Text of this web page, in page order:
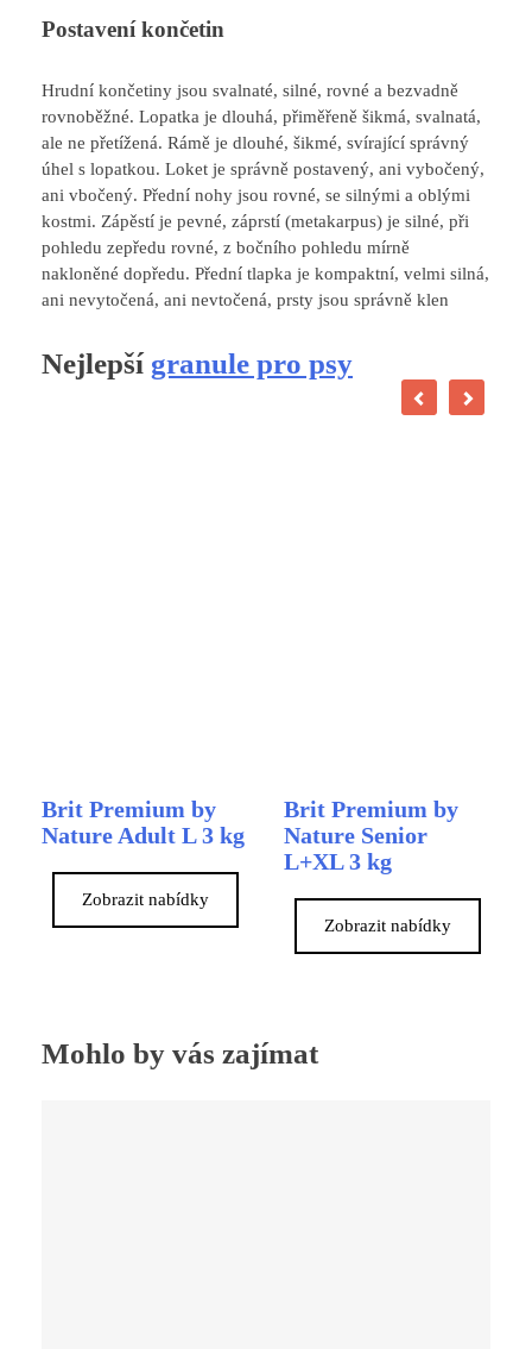
Postavení končetin
Hrudní končetiny jsou svalnaté, silné, rovné a bezvadně
rovnoběžné. Lopatka je dlouhá, přiměřeně šikmá, svalnatá,
ale ne přetížená. Rámě je dlouhé, šikmé, svírající správný
úhel s lopatkou. Loket je správně postavený, ani vybočený,
ani vbočený. Přední nohy jsou rovné, se silnými a oblými
kostmi. Zápěstí je pevné, záprstí (metakarpus) je silné, při
pohledu zepředu rovné, z bočního pohledu mírně
nakloněné dopředu. Přední tlapka je kompaktní, velmi silná,
ani nevytočená, ani nevtočená, prsty jsou správně klen
Nejlepší granule pro psy
Brit Premium by
Nature Adult L 3 kg
Zobrazit nabídky
Brit Premium by
Nature Senior
L+XL 3 kg
Zobrazit nabídky
Mohlo by vás zajímat